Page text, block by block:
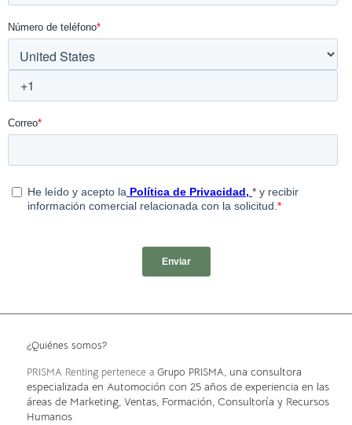
¿Quiénes somos?
PRISMA Renting pertenece a Grupo PRISMA, una consultora
especializada en Automoción con 25 años de experiencia en las
áreas de Marketing, Ventas, Formación, Consultoría y Recursos
Humanos